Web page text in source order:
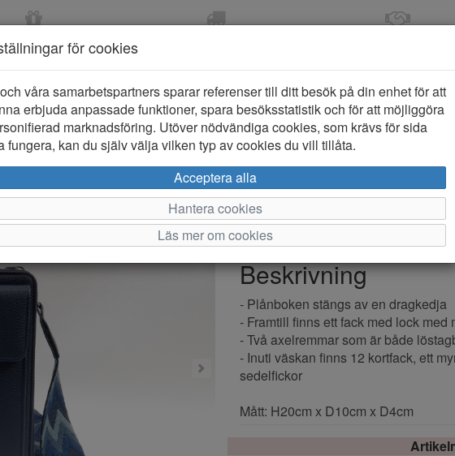
INOM 2-5 DAGAR ÖPPET KÖP I 14
KLÄDER-BARN
Bagoholic
Varumärke: Bagoholic
Artikelnummer: 2511418
Beskrivning
- Plånboken stängs av en dragkedja
- Framtill finns ett fack med lock med
- Två axelremmar som är både
- Inuti väskan finns 12 kortfack, ett
sedelfickor
Mått: H20cm x D10cm x D4cm
för cookies
våra samarbetspartners sparar referenser till ditt besök på din enhet för att
erbjuda anpassade funktioner, spara besöksstatistik och för att möjliggöra
marknadsföring. Utöver nödvändiga cookies, som krävs för sida
fungera, kan du själv välja vilken typ av cookies du vill tillåta.
Acceptera alla
Hantera cookies
Läs mer om cookies